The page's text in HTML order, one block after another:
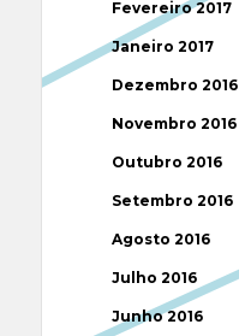
Fevereiro 2017
Janeiro 2017
Dezembro 2016
Novembro 2016
Outubro 2016
Setembro 2016
Agosto 2016
Julho 2016
Junho 2016